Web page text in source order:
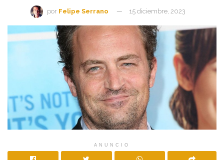
por Felipe Serrano 15 diciembre, 2023
ANUNCIO